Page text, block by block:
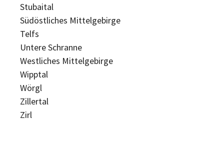
Stubaital
Südöstliches Mittelgebirge
Telfs
Untere Schranne
Westliches Mittelgebirge
Wipptal
Wörgl
Zillertal
Zirl